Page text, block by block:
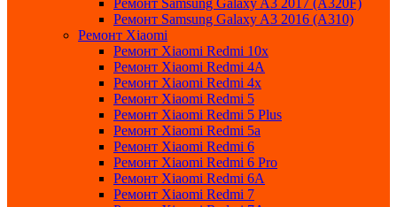
Ремонт Samsung Galaxy A3 2017 (A320F)
Ремонт Samsung Galaxy A3 2016 (A310)
Ремонт Xiaomi
Ремонт Xiaomi Redmi 10x
Ремонт Xiaomi Redmi 4A
Ремонт Xiaomi Redmi 4x
Ремонт Xiaomi Redmi 5
Ремонт Xiaomi Redmi 5 Plus
Ремонт Xiaomi Redmi 5a
Ремонт Xiaomi Redmi 6
Ремонт Xiaomi Redmi 6 Pro
Ремонт Xiaomi Redmi 6A
Ремонт Xiaomi Redmi 7